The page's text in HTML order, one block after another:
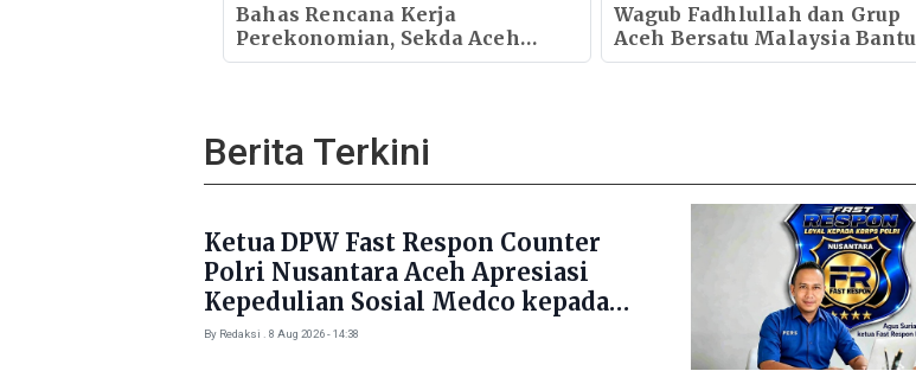
Bahas Rencana Kerja
Perekonomian, Sekda Aceh
Bidik Investasi dari Rusia
Wagub Fadhlullah dan Grup
Aceh Bersatu Malaysia Bantu
Pemulangan Jenazah Warga
Berita Terkini
Ketua DPW Fast Respon Counter
Polri Nusantara Aceh Apresiasi
Kepedulian Sosial Medco kepada
Masyarakat Aceh Timur
By Redaksi . 8 Aug 2026 - 14:38